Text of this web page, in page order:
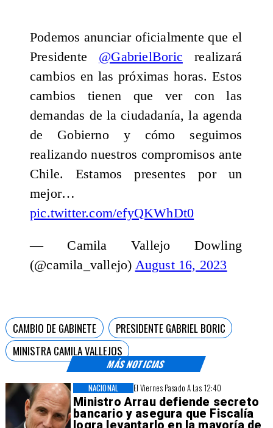
MÁS NOTICIAS
El Viernes Pasado A Las 12:40
Ministro Arrau defiende secreto
bancario y asegura que Fiscalía
logra levantarlo en la mayoría de
NACIONAL
Podemos anunciar oficialmente que el
Presidente @GabrielBoric realizará
cambios en las próximas horas. Estos
cambios tienen que ver con las
demandas de la ciudadanía, la agenda
de Gobierno y cómo seguimos
realizando nuestros compromisos ante
Chile. Estamos presentes por un
mejor…
pic.twitter.com/efyQKWhDt0
— Camila Vallejo Dowling
(@camila_vallejo) August 16, 2023
CAMBIO DE GABINETE
PRESIDENTE GABRIEL BORIC
MINISTRA CAMILA VALLEJOS